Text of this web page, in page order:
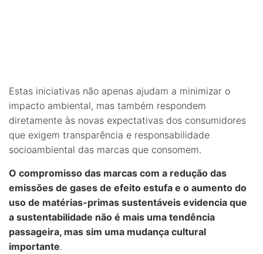
Estas iniciativas não apenas ajudam a minimizar o
impacto ambiental, mas também respondem
diretamente às novas expectativas dos consumidores
que exigem transparência e responsabilidade
socioambiental das marcas que consomem.
O compromisso das marcas com a redução das
emissões de gases de efeito estufa e o aumento do
uso de matérias-primas sustentáveis evidencia que
a sustentabilidade não é mais uma tendência
passageira, mas sim uma mudança cultural
importante.